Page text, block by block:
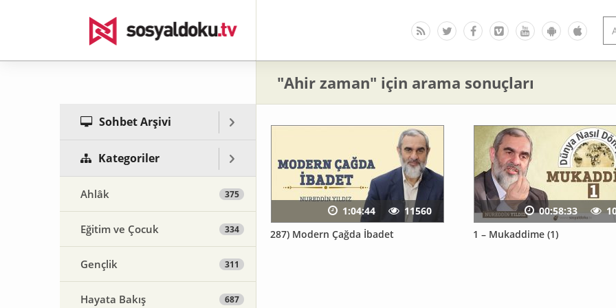
Sohbet Arşivi
Kategoriler
Ahlâk 375
Eğitim ve Çocuk 334
Gençlik 311
Hayata Bakış 687
"Ahir zaman" için arama sonuçları
287) Modern Çağda İbadet
1:04:44
11560
1 – Mukaddime (1)
00:58:33